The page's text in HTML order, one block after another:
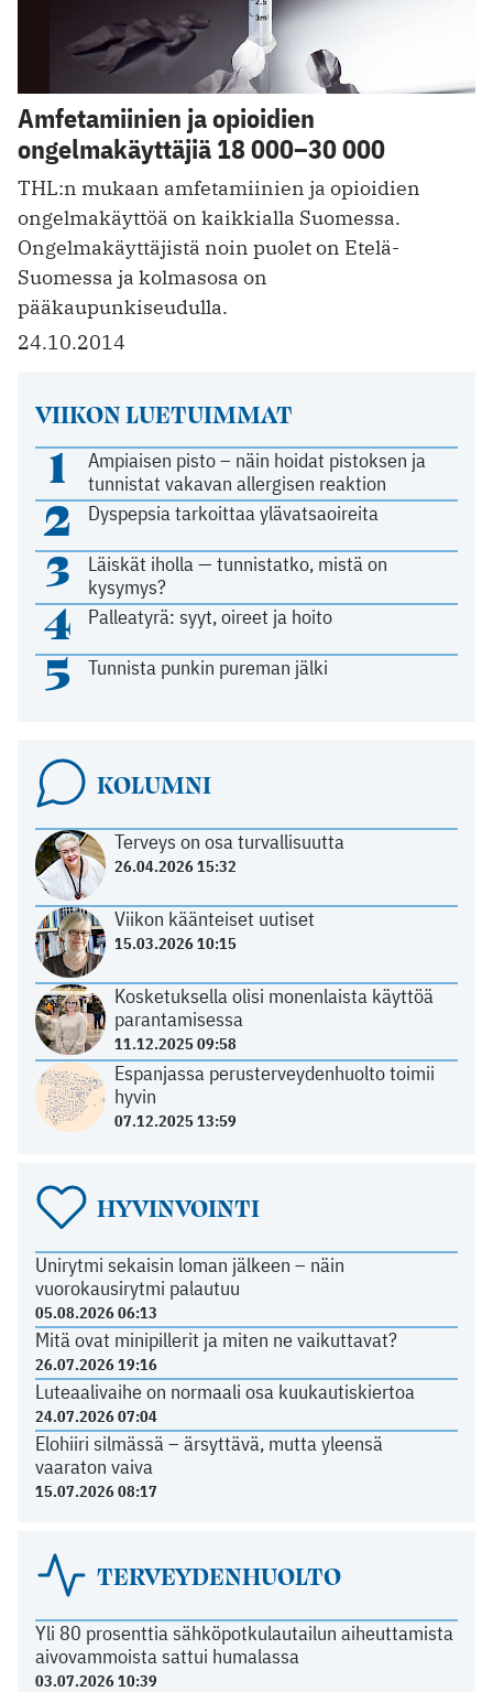
Amfetamiinien ja opioidien
ongelmakäyttäjiä 18 000–30 000
THL:n mukaan amfetamiinien ja opioidien
ongelmakäyttöä on kaikkialla Suomessa.
Ongelmakäyttäjistä noin puolet on Etelä-
Suomessa ja kolmasosa on
pääkaupunkiseudulla.
24.10.2014
VIIKON LUETUIMMAT
1
Ampiaisen pisto – näin hoidat pistoksen ja
tunnistat vakavan allergisen reaktion
2 Dyspepsia tarkoittaa ylävatsaoireita
3
Läiskät iholla — tunnistatko, mistä on
kysymys?
4 Palleatyrä: syyt, oireet ja hoito
5 Tunnista punkin pureman jälki
KOLUMNI
Terveys on osa turvallisuutta
26.04.2026 15:32
Viikon käänteiset uutiset
15.03.2026 10:15
Kosketuksella olisi monenlaista käyttöä
parantamisessa
11.12.2025 09:58
Espanjassa perusterveydenhuolto toimii
hyvin
07.12.2025 13:59
HYVINVOINTI
Unirytmi sekaisin loman jälkeen – näin
vuorokausirytmi palautuu
05.08.2026 06:13
Mitä ovat minipillerit ja miten ne vaikuttavat?
26.07.2026 19:16
Luteaalivaihe on normaali osa kuukautiskiertoa
24.07.2026 07:04
Elohiiri silmässä – ärsyttävä, mutta yleensä
vaaraton vaiva
15.07.2026 08:17
TERVEYDENHUOLTO
Yli 80 prosenttia sähköpotkulautailun aiheuttamista
aivovammoista sattui humalassa
03.07.2026 10:39